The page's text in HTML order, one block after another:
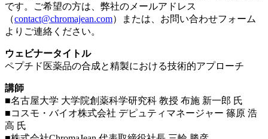
です。ご希望の方は、弊社のメールアドレス
（contact@chromajean.com）または、お問い合わせフォーム
よりご連絡ください。
ウェビナータイトル
ペプチド医薬品の合成と精製における技術的アプローチ
講師
■名古屋大学 大学院創薬科学研究科 教授 布施 新一郎 氏
■コスモ・バイオ株式会社 デピュティマネージャー 篠原 浩
高 氏